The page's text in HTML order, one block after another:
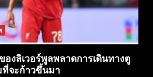
งลิเวอร์พูลพลาดการเดินทางตู
จะก้าวขึ้นมา